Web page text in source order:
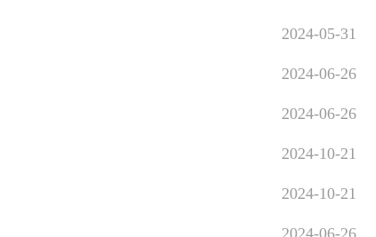
2024-05-31
2024-06-26
2024-06-26
2024-10-21
2024-10-21
2024-06-26